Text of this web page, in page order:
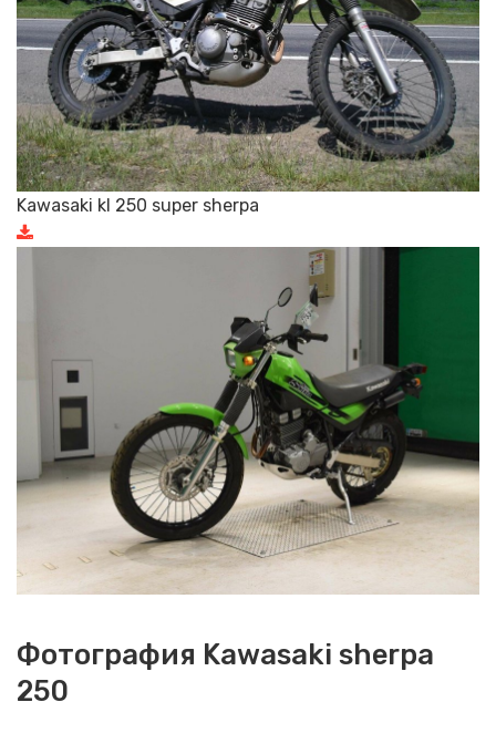
Kawasaki kl 250 super sherpa
Фотография Kawasaki sherpa
250